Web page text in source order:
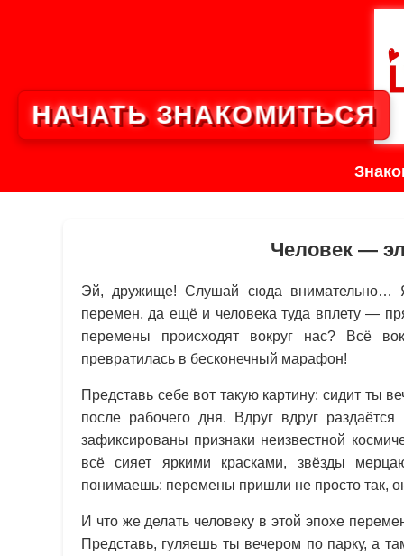
Человек —
Эй, дружище! Слушай сюда внимательно…
перемен, да ещё и человека туда вплету —
перемены происходят вокруг нас? Всё
превратилась в бесконечный марафон!
Представь себе вот такую картину: сидит ты
после рабочего дня. Вдруг вдруг
зафиксированы признаки неизвестной
всё сияет яркими красками, звёзды
понимаешь: перемены пришли не просто так,
И что же делать человеку в этой эпохе
Представь, гуляешь ты вечером по парку, а
НАЧАТЬ ЗНАКОМИТЬСЯ